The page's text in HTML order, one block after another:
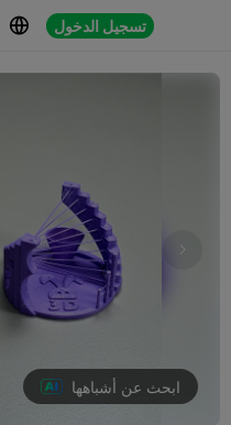
 تسجيل الدخول
 
ابحث عن أشباهها